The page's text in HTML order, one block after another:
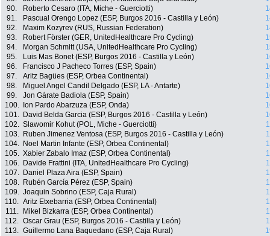
90.
Roberto Cesaro (ITA, Miche - Guerciotti)
91.
Pascual Orengo Lopez (ESP, Burgos 2016 - Castilla y León)
92.
Maxim Kozyrev (RUS, Russian Federation)
93.
Robert Förster (GER, UnitedHealthcare Pro Cycling)
94.
Morgan Schmitt (USA, UnitedHealthcare Pro Cycling)
95.
Luis Mas Bonet (ESP, Burgos 2016 - Castilla y León)
96.
Francisco J Pacheco Torres (ESP, Spain)
97.
Aritz Bagües (ESP, Orbea Continental)
98.
Miguel Angel Candil Delgado (ESP, LA - Antarte)
99.
Jon Gárate Badiola (ESP, Spain)
100.
Ion Pardo Abarzuza (ESP, Onda)
101.
David Belda Garcia (ESP, Burgos 2016 - Castilla y León)
102. Slawomir Kohut (POL, Miche - Guerciotti)
103.
Ruben Jimenez Ventosa (ESP, Burgos 2016 - Castilla y León)
104.
Noel Martin Infante (ESP, Orbea Continental)
105. Xabier Zabalo Imaz (ESP, Orbea Continental)
106.
Davide Frattini (ITA, UnitedHealthcare Pro Cycling)
107.
Daniel Plaza Aira (ESP, Spain)
108.
Rubén García Pérez (ESP, Spain)
109. Joaquin Sobrino (ESP, Caja Rural)
110. Aritz Etxebarria (ESP, Orbea Continental)
111.
Mikel Bizkarra (ESP, Orbea Continental)
112. Oscar Grau (ESP, Burgos 2016 - Castilla y León)
113. Guillermo Lana Baquedano (ESP, Caja Rural)